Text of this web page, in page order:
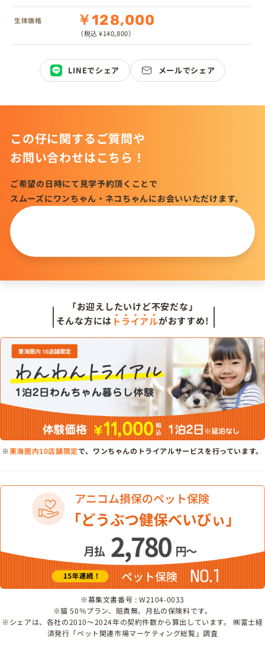
生体価格 ￥128,000
（税込 ¥140,800）
LINEでシェア メールでシェア
この仔に関するご質問や
お問い合わせはこちら！
ご希望の日時にて見学予約頂くことで
スムーズにワンちゃん・ネコちゃんにお会いいただけます。
「お迎えしたいけど不安だな」
そんな方には トライアルがおすすめ!
※東海圏内10店舗限定で、ワンちゃんのトライアルサービスを行っています。
※募集文書番号 : W2104-0033
※猫 50％プラン、賠責無、月払の保険料です。
※シェアは、各社の2010～2024年の契約件数から算出しています。 ㈱富士経
済発行「ペット関連市場マーケティング総覧」調査